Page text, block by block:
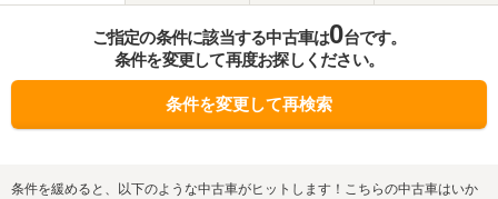
ご指定の条件に該当する中古車は0台です。
条件を変更して再度お探しください。
条件を変更して再検索
条件を緩めると、以下のような中古車がヒットします！こちらの中古車はいか